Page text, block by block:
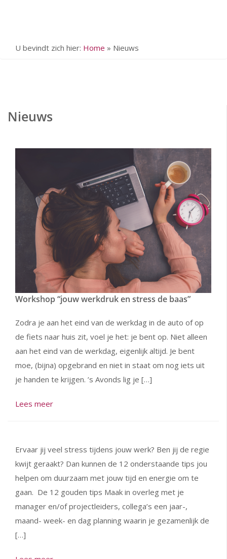
U bevindt zich hier: Home » Nieuws
Nieuws
Workshop “jouw werkdruk en stress de baas”
Zodra je aan het eind van de werkdag in de auto of op
de fiets naar huis zit, voel je het: je bent op. Niet alleen
aan het eind van de werkdag, eigenlijk altijd. Je bent
moe, (bijna) opgebrand en niet in staat om nog iets uit
je handen te krijgen. ’s Avonds lig je […]
Lees meer
Ervaar jij veel stress tijdens jouw werk? Ben jij de regie
kwijt geraakt? Dan kunnen de 12 onderstaande tips jou
helpen om duurzaam met jouw tijd en energie om te
gaan. De 12 gouden tips Maak in overleg met je
manager en/of projectleiders, collega’s een jaar-,
maand- week- en dag planning waarin je gezamenlijk de
[…]